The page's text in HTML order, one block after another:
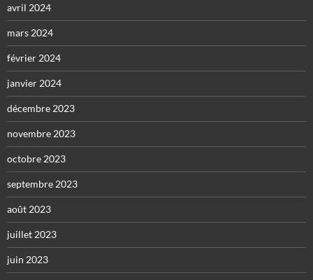
avril 2024
mars 2024
février 2024
janvier 2024
décembre 2023
novembre 2023
octobre 2023
septembre 2023
août 2023
juillet 2023
juin 2023